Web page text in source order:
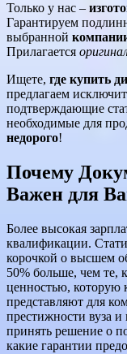
Только у нас –
Гарантируем
выбранной
Прилагается
Ищете, где купить
предлагаем
подтверждающие
необходимые для
недорого!
Почему
Важен для
Более высокая
квалификации.
корочкой о высшем
50% больше, чем те,
ценностью, которую
представляют для
престижности вуза
принять решение о
какие гарантии